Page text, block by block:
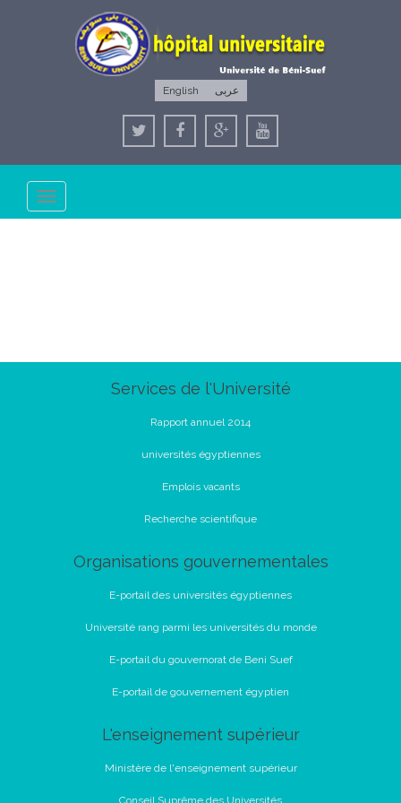
English عربى
Toggle
navigation
Services de l'Université
Rapport annuel 2014
universités égyptiennes
Emplois vacants
Recherche scientifique
Organisations gouvernementales
E-portail des universités égyptiennes
Université rang parmi les universités du monde
E-portail du gouvernorat de Beni Suef
E-portail de gouvernement égyptien
L'enseignement supérieur
Ministère de l'enseignement supérieur
Conseil Suprême des Universités